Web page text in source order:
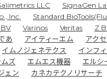
LLC SignaGen
Inc. Standard
Varinos Veritas Z
あ アイティーエム アク
イムノジェネテクス インフ
ズ エムエス機器 エルシ
ェン カネカテクノリサーチ